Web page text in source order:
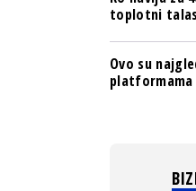
toplotni
Ovo su
platformama